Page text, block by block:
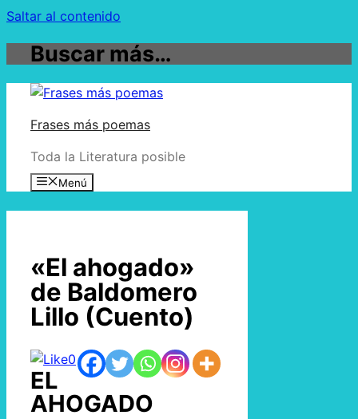
Saltar al contenido
Buscar más…
Frases más poemas
Toda la Literatura posible
Menú
«El ahogado»
de Baldomero
Lillo (Cuento)
0
EL
AHOGADO